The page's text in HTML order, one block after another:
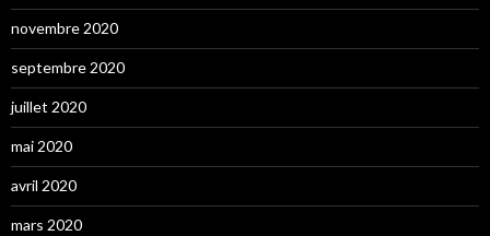
novembre 2020
septembre 2020
juillet 2020
mai 2020
avril 2020
mars 2020